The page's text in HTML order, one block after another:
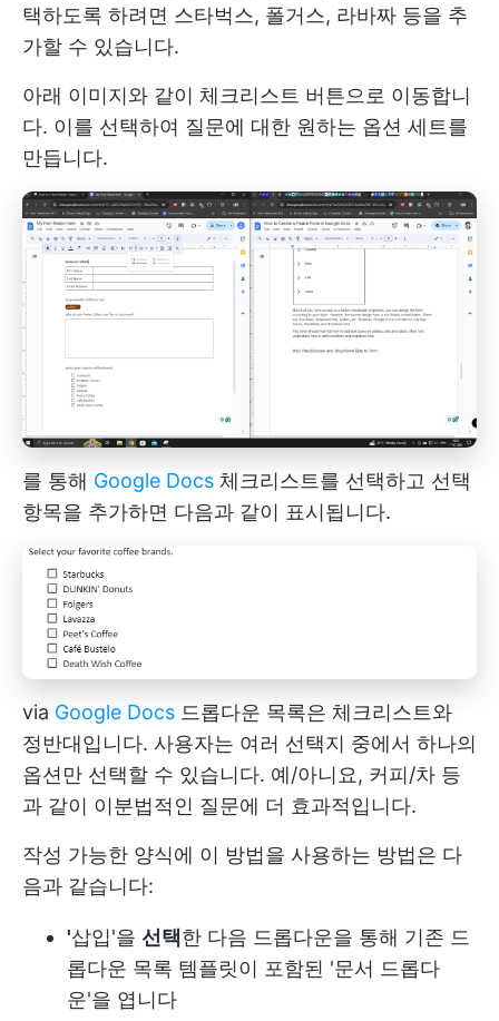
택하도록 하려면 스타벅스, 폴거스, 라바짜 등을 추
가할 수 있습니다.
아래 이미지와 같이 체크리스트 버튼으로 이동합니
다. 이를 선택하여 질문에 대한 원하는 옵션 세트를
만듭니다.
를 통해 Google Docs 체크리스트를 선택하고 선택
항목을 추가하면 다음과 같이 표시됩니다.
via Google Docs 드롭다운 목록은 체크리스트와
정반대입니다. 사용자는 여러 선택지 중에서 하나의
옵션만 선택할 수 있습니다. 예/아니요, 커피/차 등
과 같이 이분법적인 질문에 더 효과적입니다.
작성 가능한 양식에 이 방법을 사용하는 방법은 다
음과 같습니다:
'삽입'을 선택한 다음 드롭다운을 통해 기존 드
롭다운 목록 템플릿이 포함된 '문서 드롭다
운'을 엽니다